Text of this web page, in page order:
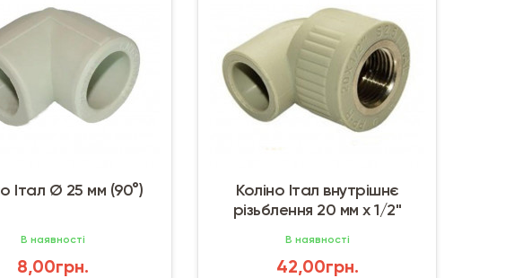
Італ Ø 25 мм (90°)
В наявності
8,00грн.
Коліно Італ внутрішнє
різьблення 20 мм х 1/2"
В наявності
42,00грн.